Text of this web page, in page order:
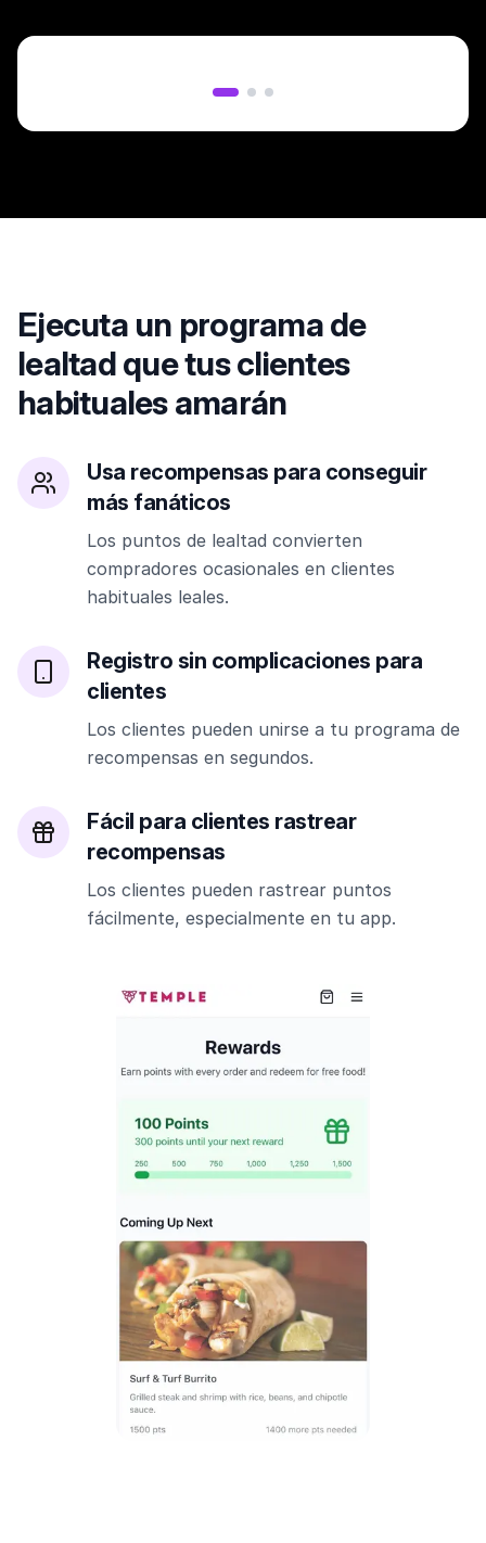
Ejecuta un programa de
lealtad que tus clientes
habituales amarán
Usa recompensas para conseguir
más fanáticos
Los puntos de lealtad convierten
compradores ocasionales en clientes
habituales leales.
Registro sin complicaciones para
clientes
Los clientes pueden unirse a tu programa de
recompensas en segundos.
Fácil para clientes rastrear
recompensas
Los clientes pueden rastrear puntos
fácilmente, especialmente en tu app.